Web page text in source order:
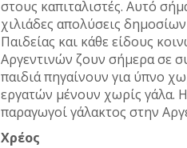
στους καπιταλιστές. Αυτό
χιλιάδες απολύσεις
Παιδείας και κάθε είδους
Αργεντινών ζουν σήμερα σε
παιδιά πηγαίνουν για ύπνο
εργατών μένουν χωρίς γάλα.
παραγωγοί γάλακτος στην
Χρέος